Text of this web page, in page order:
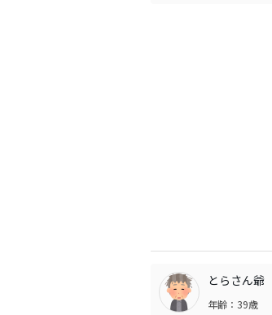
とらさん爺
年齢：39歳